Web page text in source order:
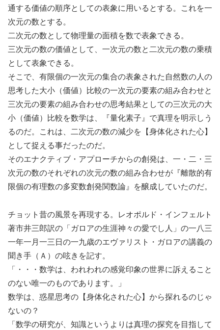
通する価値の順序としての表象に用いるとする。これを一
次元の数とする。
二次元の数として物理量の面積を数で表象できる。
三次元の数の価値として、一次元の数と二次元の数の乗積
として表象できる。
そこで、有限個の一次元の集合の表象された自然数の人の
思考した大小（価値）比較の一次元の要素の組み合わせと
三次元の要素の組み合わせの思考結果としての三次元の大
小（価値）比較を数学は、『量化素子』で真理を明示しう
るのだ。これは、二次元の数の減少を【身体化された心】
として捉える事だったのだ。
そのエナクティブ・アプローチからの創発は、一・二・三
次元の数のそれぞれの次元の数の組み合わせが『離散的有
限個の有理数の多変数創発関数論』を醸成していたのだ。
チョット昔の風景を再現する。レオポルド・インフェルト
著市井三郎訳の「ガロアの生涯神々の愛でし人」の一八三
一年一月一三日の一九歳のエヴァリスト・ガロアの講義の
聞き手（Ａ）の呟きを記す。
「・・・数学は、われわれの感覚印象の世界に訴えること
のない唯一のものであります。」
数学は、惑星思考の【身体化された心】から探れるのじゃ
ないの？
「数学の研究が、知識というよりは真理の探究を目指して